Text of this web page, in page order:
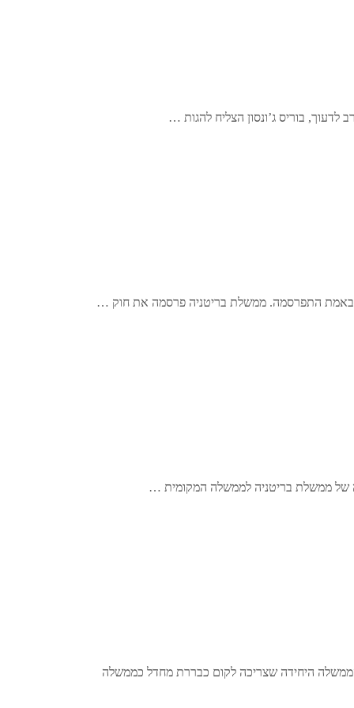
בוריס ג’ונסון הצליח להגות …
באמת התפרסמה. ממשלת בריטניה פרסמה את חוק …
היחידה שצריכה לקום כבררת מחדל כממשלה